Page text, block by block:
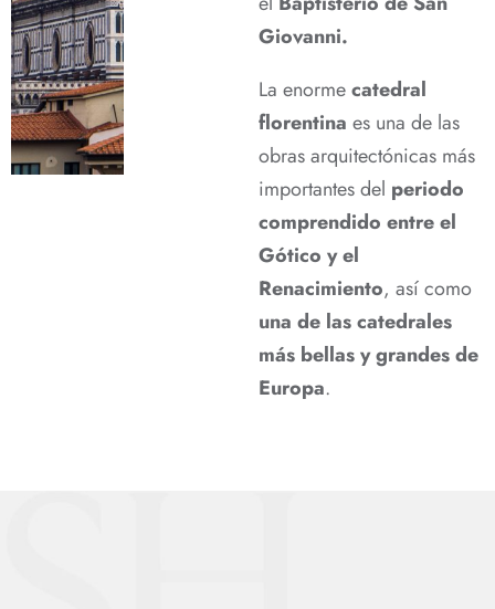
Giovanni.
La enormecatedral
florentina es una de las
obras arquitectónicas más
importantes del periodo
comprendido entre el
Gótico y el
Renacimiento, así como
una de las catedrales
más bellas y grandes de
Europa.